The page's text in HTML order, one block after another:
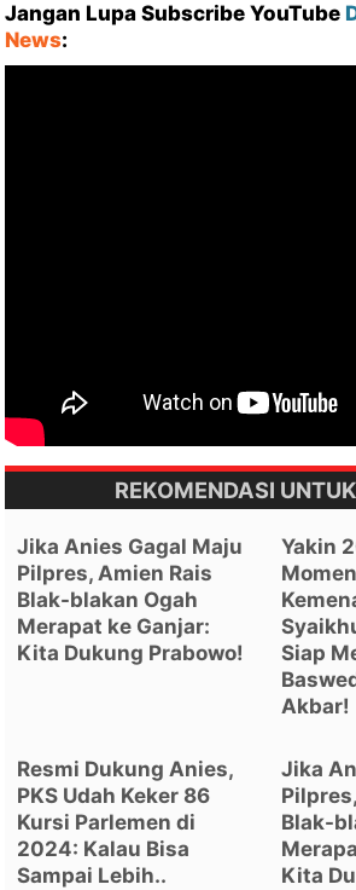
Jangan Lupa Subscribe YouTube
News:
REKOMENDASI
Jika Anies Gagal Maju
Pilpres, Amien Rais
Blak-blakan Ogah
Merapat ke Ganjar:
Kita Dukung Prabowo!
Yakin
Siap
Akbar!
Resmi Dukung Anies,
PKS Udah Keker 86
Kursi Parlemen di
2024: Kalau Bisa
Sampai Lebih..
Jika
Blak-
Kita